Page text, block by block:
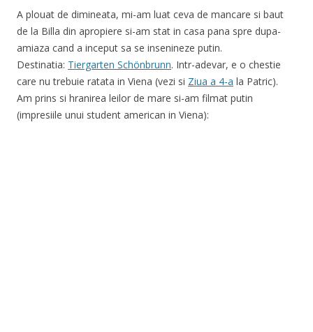
A plouat de dimineata, mi-am luat ceva de mancare si baut
de la Billa din apropiere si-am stat in casa pana spre dupa-
amiaza cand a inceput sa se insenineze putin.
Destinatia: Tiergarten Schönbrunn. Intr-adevar, e o chestie
care nu trebuie ratata in Viena (vezi si Ziua a 4-a la Patric).
Am prins si hranirea leilor de mare si-am filmat putin
(impresiile unui student american in Viena):